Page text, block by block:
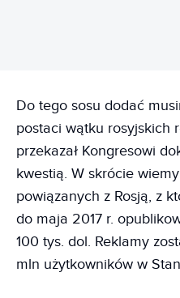
Do tego sosu dodać
postaci wątku rosyjskich
przekazał Kongresowi
kwestią. W skrócie
powiązanych z Rosją, z
do maja 2017 r.
100 tys. dol. Reklamy
mln użytkowników w